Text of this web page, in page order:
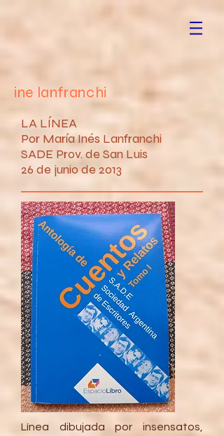
ine lanfranchi
LA LÍNEA
Por María Inés Lanfranchi
SADE Prov. de San Luis
26 de junio de 2013
Línea dibujada por insensatos,